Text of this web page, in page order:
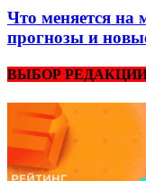
Что меняется
прогнозы и
ВЫБОР